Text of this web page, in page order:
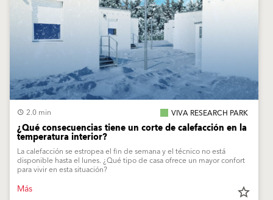
2.0 min VIVA RESEARCH PARK
¿Qué consecuencias tiene un corte de calefacción en la
temperatura interior?
La calefacción se estropea el fin de semana y el técnico no está
disponible hasta el lunes. ¿Qué tipo de casa ofrece un mayor confort
para vivir en esta situación?
Más star_border